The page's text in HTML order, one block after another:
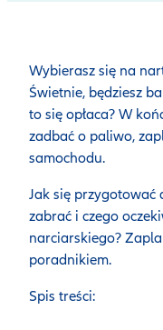
Wybierasz się na
Świetnie, będziesz
to się opłaca? W
zadbać o paliwo,
samochodu.
Jak się przygotować
zabrać i czego
narciarskiego?
poradnikiem.
Spis treści: